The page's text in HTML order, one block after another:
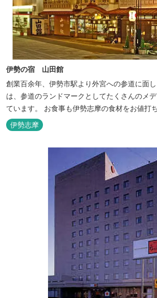
伊勢の宿 山田館
創業百余年、伊勢市駅より外宮への参道に面
は、参道のランドマークとしてたくさんのメ
ています。 お食事も伊勢志摩の食材をお値打
評いただいています。
伊勢志摩